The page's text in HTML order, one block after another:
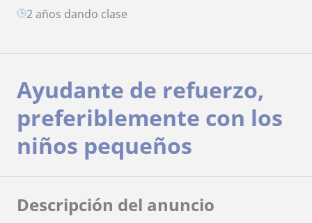
2 años dando clase
Ayudante de refuerzo,
preferiblemente con los
niños pequeños
Descripción del anuncio